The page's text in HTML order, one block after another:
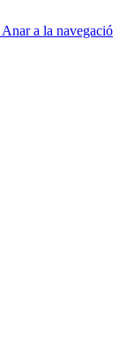
Anar a la navegació